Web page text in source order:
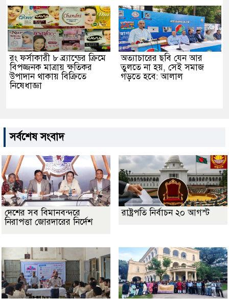
রং ফর্সাকারী ৮ ব্র্যান্ডের ক্রিমে
বিপজ্জনক মাত্রায় ক্ষতিকর
উপাদান থাকায় বিক্রিতে
নিষেধাজ্ঞা
অত্যাচারের ছবি যেন আর
তুলতে না হয়, সেই সমাজ
গড়তে হবে: আলাল
সর্বশেষ সংবাদ
দেশের সব বিমানবন্দরে
নিরাপত্তা জোরদারের নির্দেশ
রাষ্ট্রপতি নির্বাচন ২০ আগস্ট